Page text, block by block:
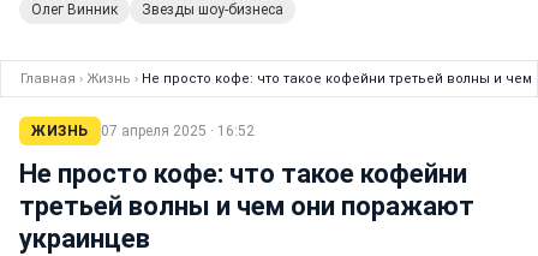
Олег Винник Звезды шоу-бизнеса
Главная › Жизнь › Не просто кофе: что такое кофейни третьей волны и
ЖИЗНЬ 07 апреля 2025 · 16:52
Не просто кофе: что такое кофейни
третьей волны и чем они поражают
украинцев